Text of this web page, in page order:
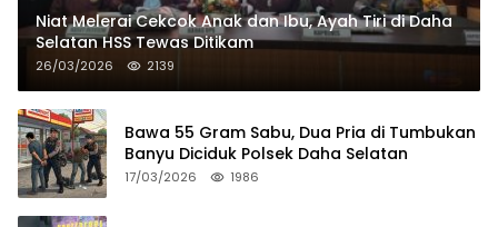
Niat Melerai Cekcok Anak dan Ibu, Ayah Tiri di Daha
Selatan HSS Tewas Ditikam
26/03/2026 2139
Bawa 55 Gram Sabu, Dua Pria di Tumbukan
Banyu Diciduk Polsek Daha Selatan
17/03/2026 1986